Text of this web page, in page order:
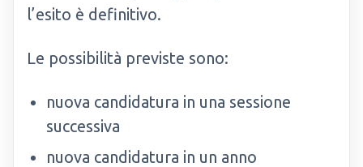
l’esito è definitivo.
Le possibilità previste sono:
nuova candidatura in una sessione
successiva
nuova candidatura in un anno